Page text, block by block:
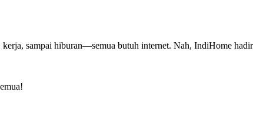
sampai hiburan—semua butuh internet. Nah, IndiHome